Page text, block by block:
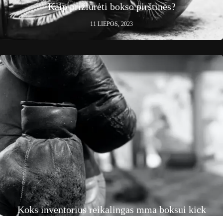
Kaip prižiūrėti bokso pirštines?
11 LIEPOS, 2023
Koks inventorius reikalingas mma boksui kick